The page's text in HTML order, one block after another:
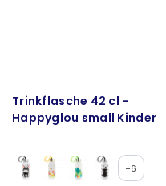
Trinkflasche 42 cl -
Happyglou small Kinder
+6